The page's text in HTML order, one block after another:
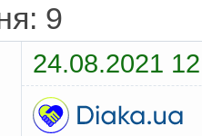
9
24.08.2021